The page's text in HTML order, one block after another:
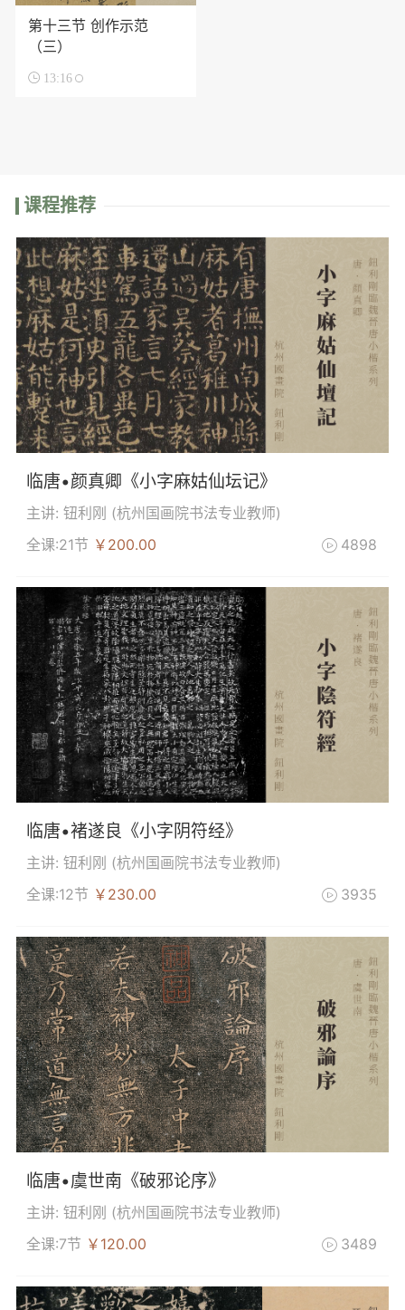
第十三节 创作示范
（三）
 13:16
课程推荐
临唐•颜真卿《小字麻姑仙坛记》
主讲: 钮利刚 (杭州国画院书法专业教师)
全课:21节 ￥200.00  4898
临唐•褚遂良《小字阴符经》
主讲: 钮利刚 (杭州国画院书法专业教师)
全课:12节 ￥230.00  3935
临唐•虞世南《破邪论序》
主讲: 钮利刚 (杭州国画院书法专业教师)
全课:7节 ￥120.00  3489